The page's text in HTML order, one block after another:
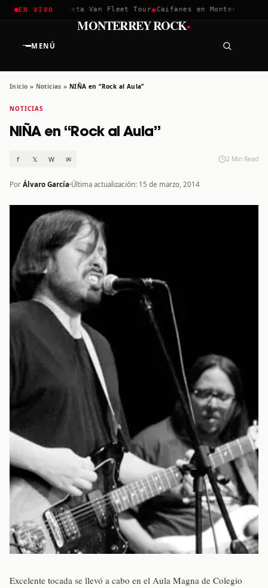
EN VIVO
2026✱Greta Van Fleet Tour✱Caifanes en Monterrey · 12
MENÚ
MONTERREY ROCK·
Inicio » Noticias » NIÑA en “Rock al Aula”
NOTICIAS
NIÑA en “Rock al Aula”
f 𝕏 W ✉ 2 Min Read
Por Álvaro García Última actualización: 15 de marzo, 2014
Excelente tocada se llevó a cabo en el Aula Magna de Colegio